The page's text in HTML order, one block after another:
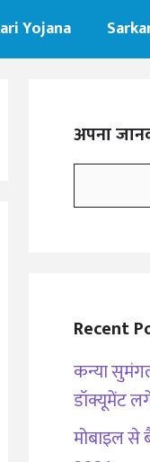
Yojana
अपना
Recent
कन्या
डॉक्यूमेंट
मोबाइल